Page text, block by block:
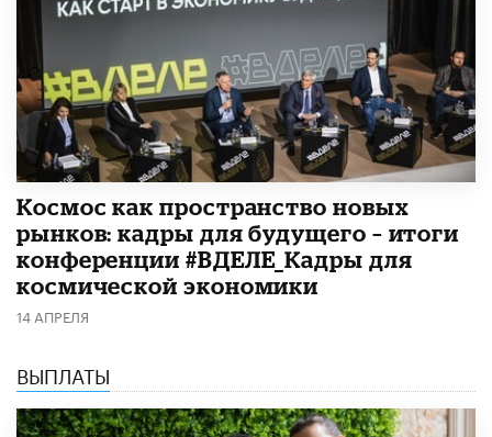
Космос как пространство новых
рынков: кадры для будущего – итоги
конференции #ВДЕЛЕ_Кадры для
космической экономики
14 АПРЕЛЯ
ВЫПЛАТЫ